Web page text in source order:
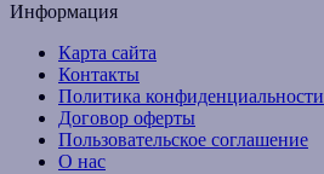
Информация
Карта сайта
Контакты
Политика конфиденциальности
Договор оферты
Пользовательское соглашение
О нас